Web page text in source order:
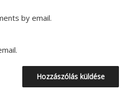
by email.